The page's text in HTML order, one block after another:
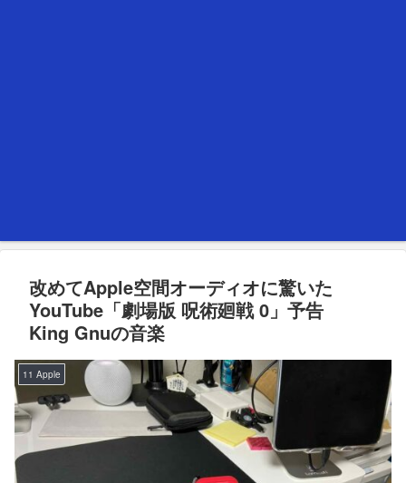
改めてApple空間オーディオに驚いた
YouTube「劇場版 呪術廻戦 0」予告
King Gnuの音楽
11 Apple